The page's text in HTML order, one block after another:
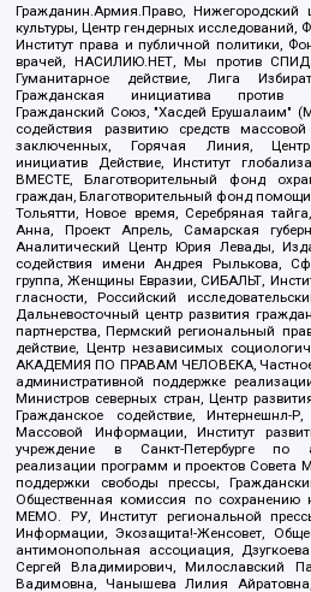
Гражданин.Армия.Право, Нижегородский
культуры, Центр гендерных
Институт права и публичной политики,
врачей, НАСИЛИЮ.НЕТ, Мы против
Гуманитарное действие, Лига
Гражданская инициатива против
Гражданский Союз, "Хасдей Ерушалаим"
содействия развитию средств
заключенных, Горячая Линия, Центр
инициатив Действие, Институт
ВМЕСТЕ, Благотворительный фонд
граждан, Благотворительный фонд
Тольятти, Новое время, Серебряная
Анна, Проект Апрель, Самарская
Аналитический Центр Юрия Левады,
содействия имени Андрея Рылькова,
группа, Женщины Евразии, СИБАЛЬТ,
гласности, Российский
Дальневосточный центр развития
партнерства, Пермский региональный
действие, Центр независимых
АКАДЕМИЯ ПО ПРАВАМ ЧЕЛОВЕКА, Частное
административной поддержке
Министров северных стран, Центр
Гражданское содействие,
Массовой Информации, Институт
учреждение в Санкт-Петербурге по
реализации программ и проектов Совета
поддержки свободы прессы,
Общественная комиссия по сохранению
МЕМО. РУ, Институт региональной
Информации, Экозащита!-Женсовет,
антимонопольная ассоциация,
Сергей Владимирович, Милославский
Вадимовна, Чанышева Лилия